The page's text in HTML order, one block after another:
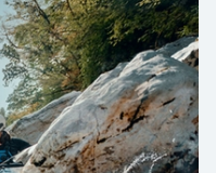
お
来
シ
フォ
効率
ス
ポー
オン
ント
イ